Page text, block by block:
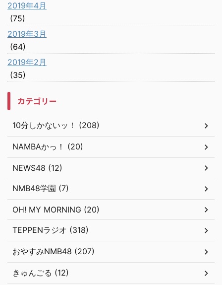
2019年4月
(75)
2019年3月
(64)
2019年2月
(35)
カテゴリー
10分しかないッ！ (208)
NAMBAかっ！ (20)
NEWS48 (12)
NMB48学園 (7)
OH! MY MORNING (20)
TEPPENラジオ (318)
おやすみNMB48 (207)
きゅんごる (12)